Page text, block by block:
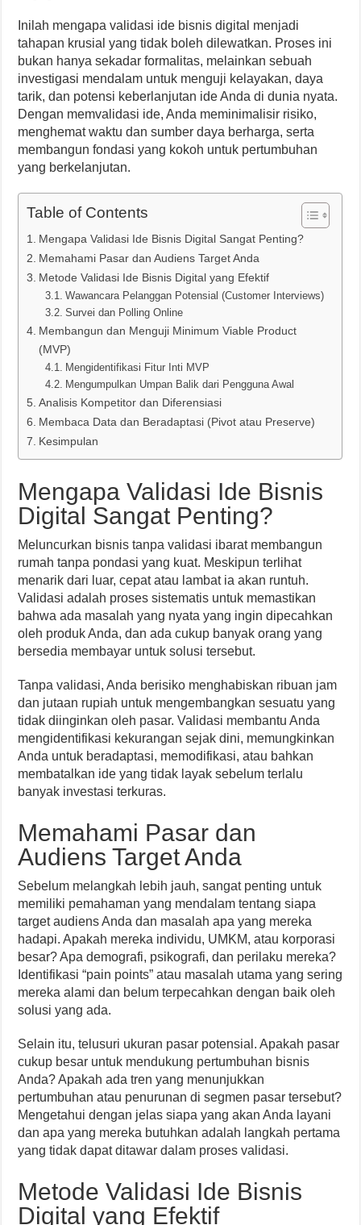
Inilah mengapa validasi ide bisnis digital menjadi
tahapan krusial yang tidak boleh dilewatkan. Proses ini
bukan hanya sekadar formalitas, melainkan sebuah
investigasi mendalam untuk menguji kelayakan, daya
tarik, dan potensi keberlanjutan ide Anda di dunia nyata.
Dengan memvalidasi ide, Anda meminimalisir risiko,
menghemat waktu dan sumber daya berharga, serta
membangun fondasi yang kokoh untuk pertumbuhan
yang berkelanjutan.
Table of Contents
Mengapa Validasi Ide Bisnis Digital Sangat Penting?
Memahami Pasar dan Audiens Target Anda
Metode Validasi Ide Bisnis Digital yang Efektif
Wawancara Pelanggan Potensial (Customer Interviews)
Survei dan Polling Online
Membangun dan Menguji Minimum Viable Product
(MVP)
Mengidentifikasi Fitur Inti MVP
Mengumpulkan Umpan Balik dari Pengguna Awal
Analisis Kompetitor dan Diferensiasi
Membaca Data dan Beradaptasi (Pivot atau Preserve)
Kesimpulan
Mengapa Validasi Ide Bisnis
Digital Sangat Penting?
Meluncurkan bisnis tanpa validasi ibarat membangun
rumah tanpa pondasi yang kuat. Meskipun terlihat
menarik dari luar, cepat atau lambat ia akan runtuh.
Validasi adalah proses sistematis untuk memastikan
bahwa ada masalah yang nyata yang ingin dipecahkan
oleh produk Anda, dan ada cukup banyak orang yang
bersedia membayar untuk solusi tersebut.
Tanpa validasi, Anda berisiko menghabiskan ribuan jam
dan jutaan rupiah untuk mengembangkan sesuatu yang
tidak diinginkan oleh pasar. Validasi membantu Anda
mengidentifikasi kekurangan sejak dini, memungkinkan
Anda untuk beradaptasi, memodifikasi, atau bahkan
membatalkan ide yang tidak layak sebelum terlalu
banyak investasi terkuras.
Memahami Pasar dan
Audiens Target Anda
Sebelum melangkah lebih jauh, sangat penting untuk
memiliki pemahaman yang mendalam tentang siapa
target audiens Anda dan masalah apa yang mereka
hadapi. Apakah mereka individu, UMKM, atau korporasi
besar? Apa demografi, psikografi, dan perilaku mereka?
Identifikasi “pain points” atau masalah utama yang sering
mereka alami dan belum terpecahkan dengan baik oleh
solusi yang ada.
Selain itu, telusuri ukuran pasar potensial. Apakah pasar
cukup besar untuk mendukung pertumbuhan bisnis
Anda? Apakah ada tren yang menunjukkan
pertumbuhan atau penurunan di segmen pasar tersebut?
Mengetahui dengan jelas siapa yang akan Anda layani
dan apa yang mereka butuhkan adalah langkah pertama
yang tidak dapat ditawar dalam proses validasi.
Metode Validasi Ide Bisnis
Digital yang Efektif